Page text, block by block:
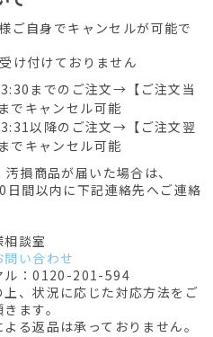
ご自身でキャンセルが可能で
け付けておりません
までのご注文→【ご注文当
でキャンセル可能
以降のご注文→【ご注文翌
でキャンセル可能
汚損商品が届いた場合は、
日間以内に下記連絡先へご連絡
談室
問い合わせ
ル：0120-201-594
、状況に応じた対応方法をご
ます。
る返品は承っておりません。